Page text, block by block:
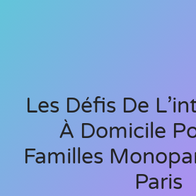
Les Défis De
À Domicile
Familles
Paris